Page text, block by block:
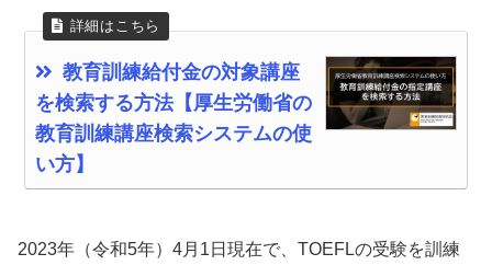
教育訓練給付金の対象講座
を検索する方法【厚生労働省の
教育訓練講座検索システムの使
い方】
2023年（令和5年）4月1日現在で、TOEFLの受験を訓練